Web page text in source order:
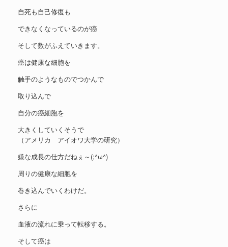
自死も自己修復も
できなくなっているのが癌
そして数がふえていきます。
癌は健康な細胞を
触手のようなものでつかんで
取り込んで
自分の癌細胞を
大きくしていくそうで
（アメリカ アイオワ大学の研究）
嫌な成長の仕方だねぇ～(;^ω^)
周りの健康な細胞を
巻き込んでいくわけだ。
さらに
血液の流れに乗って転移する。
そして癌は